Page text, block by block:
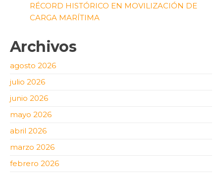
RÉCORD HISTÓRICO EN MOVILIZACIÓN DE
CARGA MARÍTIMA
Archivos
agosto 2026
julio 2026
junio 2026
mayo 2026
abril 2026
marzo 2026
febrero 2026